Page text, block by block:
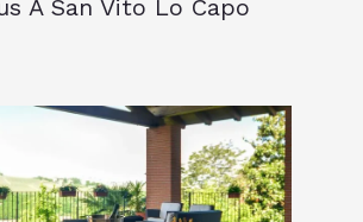
A San Vito Lo Capo